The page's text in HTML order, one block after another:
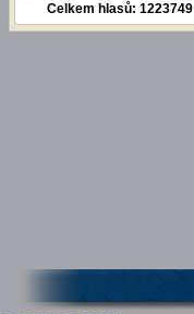
Celkem hlasů: 1223749